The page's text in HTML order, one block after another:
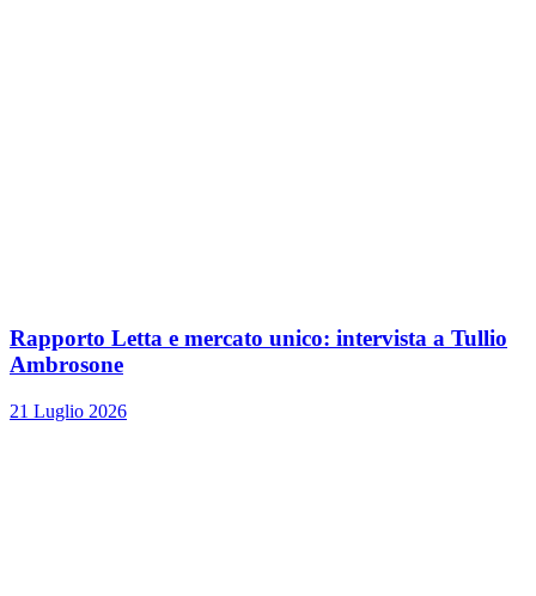
Rapporto Letta e mercato unico: intervista a Tullio
Ambrosone
21 Luglio 2026